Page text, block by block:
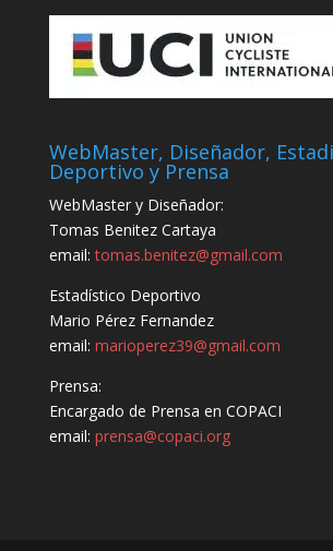
WebMaster, Diseñador,
Deportivo y Prensa
WebMaster y Diseñador:
Tomas Benitez Cartaya
email:tomas.benitez@gmail.com
Estadístico Deportivo
Mario Pérez Fernandez
email: marioperez39@gmail.com
Prensa:
Encargado de Prensa en COPACI
email: prensa@copaci.org